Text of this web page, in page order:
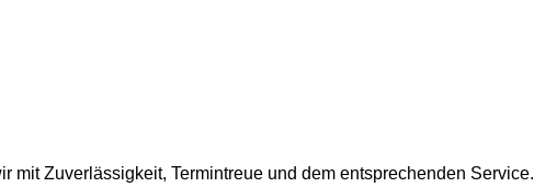
mit Zuverlässigkeit, Termintreue und dem entsprechenden Service.